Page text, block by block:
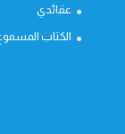
عقائدي
الكتاب